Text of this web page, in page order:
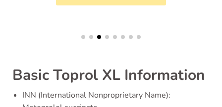
Basic Toprol XL Information
INN (International Nonproprietary Name):